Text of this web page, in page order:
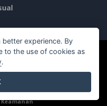
cipta dilindungi undang-
experience. By
to the use of cookies as
.